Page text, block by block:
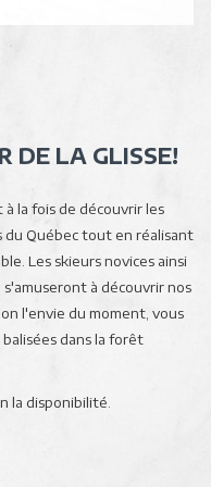
DE LA GLISSE!
la fois de découvrir les
du Québec tout en réalisant
Les skieurs novices ainsi
à découvrir nos
l'envie du moment, vous
dans la forêt
la disponibilité.